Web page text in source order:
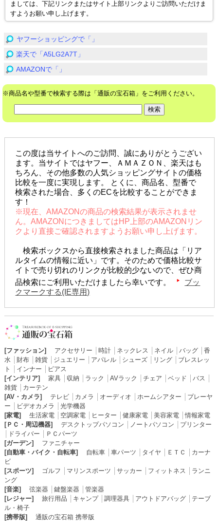
ましては、下記リンクまたはサイト上部リンクよりご訪問いただけま
すようお願い申し上げます。
ヤフーショッピングで「」
楽天で「A5LG2A7T」
AMAZONで「」
※商品名や型番で検索する際は「通販の宝石箱」をご利用ください。
この度は当サイトへのご訪問、誠にありがとうござい
ます。当サイトではヤフー、ＡＭＡＺＯＮ、楽天はも
ちろん、その他多数の人気ショッピングサイトの価格
比較を一度に実現します。 とくに、商品名、型番で
検索された場合、多くのECを比較することができま
す！
※現在、AMAZONの商品の検索結果が表示されませ
ん。AMAZONにつきましてはHP上部のAMAZONリン
クより直接ご確認されますようお願い申し上げます。
検索ボックスから直接検索されました商品は「リア
ルタイムの情報に近い」です。そのためで価格比較サ
イトで売り切れのリンクが比較的少ないので、ぜひ商
品検索にご利用いただけましたら幸いです。
ブッ
クマークする(IE専用)
[ファッション] アクセサリー 時計│ ネックレス ネイル│ バッグ│ 香
水
財布│ 雑貨│ ジュエリー アパレル│ シューズ│ リング│ ブレスレッ
ト
インナー
ピアス
[インテリア]
家具│ 収納 ラック AVラック チェア ベッド バス
雑貨│ カーテン
[AV・カメラ]
テレビ│ カメラ オーディオ ホームシアター
プレーヤ
ー
ビデオカメラ
光学機器
[家電]
生活家電│ 空調家電│ ヒーター 健康家電│ 美容家電│情報家電
[ＰＣ・周辺機器]
デスクトップパソコン ノートパソコン
プリンター
ドライバー
ＰＣパーツ
[ガーデン]
ファニチャー
[自動車・バイク・自転車]
自転車│ 車パーツ タイヤ ＥＴＣ
カーナ
ビ
[スポーツ]
ゴルフ マリンスポーツ サッカー フィットネス
ランニ
ング
[音楽]
弦楽器 鍵盤楽器
管楽器
[レジャー]
旅行用品 キャンプ│ 調理器具│ アウトドアバッグ│ テーブ
ル・椅子
[携帯版]
通販の宝石箱 携帯版